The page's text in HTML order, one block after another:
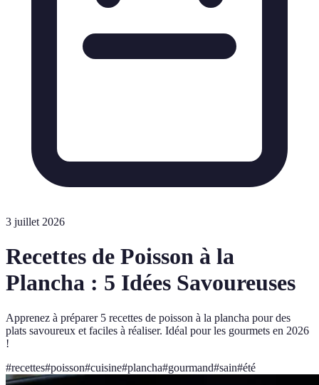
3 juillet 2026
Recettes de Poisson à la
Plancha : 5 Idées Savoureuses
Apprenez à préparer 5 recettes de poisson à la plancha pour des
plats savoureux et faciles à réaliser. Idéal pour les gourmets en 2026
!
#recettes#poisson#cuisine#plancha#gourmand#sain#été